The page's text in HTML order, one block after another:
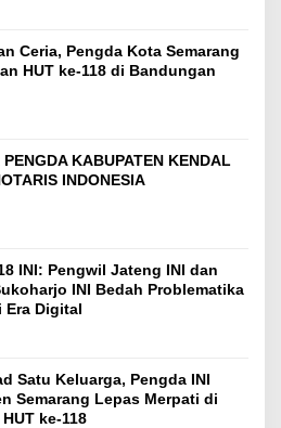
Ceria, Pengda Kota Semarang
HUT ke-118 di Bandungan
KABUPATEN KENDAL
INDONESIA
INI: Pengwil Jateng INI dan
INI Bedah Problematika
Era Digital
Satu Keluarga, Pengda INI
Semarang Lepas Merpati di
ke-118